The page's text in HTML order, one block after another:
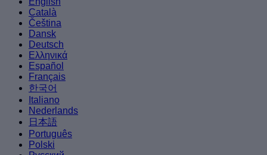
Català
Čeština
Dansk
Deutsch
Ελληνικά
Español
Français
한국어
Italiano
Nederlands
日本語
Português
Polski